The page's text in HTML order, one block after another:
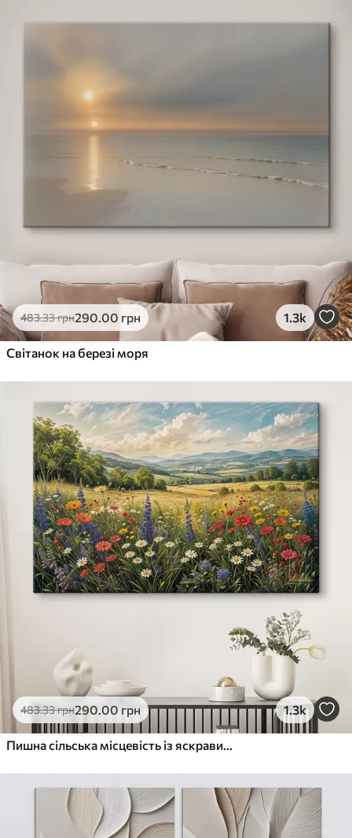
483.33грн290.00 грн 1.3k
Світанок на березі моря
483.33грн290.00 грн 1.3k
Пишна сільська місцевість із яскравим лугом диких квітів, наповненим різнокольоровими квітами під хмарним небом